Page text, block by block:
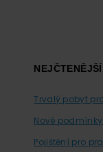
Footer
Trvalý pobyt
Nové
Pojištění pro